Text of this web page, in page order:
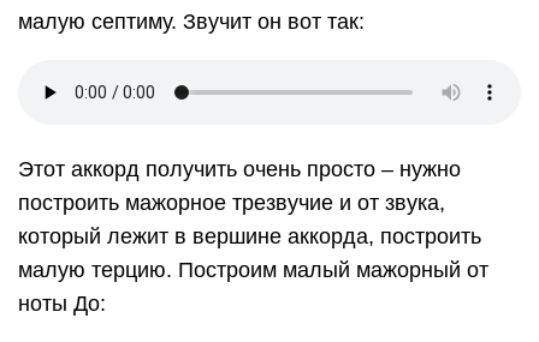
Этот аккорд имеет минорный фонизм, а крайние
этот аккорд, нужно взять минорное трезвучие и
Малый минорный звучит очень приятно, мягко –
убедитесь сами: